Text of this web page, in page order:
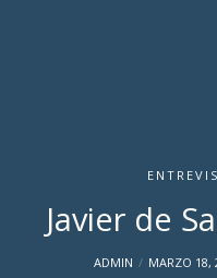
Javier de
ADMIN MARZO 18,